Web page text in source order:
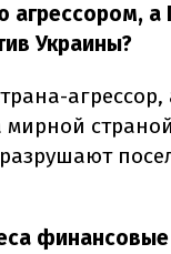
агрессором,
Украины?
мирной